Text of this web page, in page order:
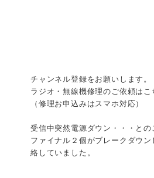
チャンネル登録をお願いします。
ラジオ・無線機修理のご依頼
（修理お申込みはスマホ対応）
受信中突然電源ダウン・・・との
ファイナル２個がブレークダウ
絡していました。